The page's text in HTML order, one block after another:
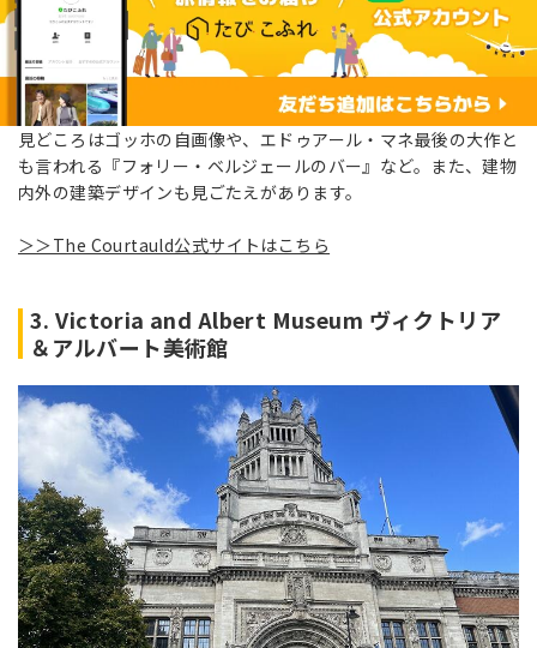
見どころはゴッホの自画像や、エドゥアール・マネ最後の大作と
も言われる『フォリー・ベルジェールのバー』など。また、建物
内外の建築デザインも見ごたえがあります。
＞＞The Courtauld公式サイトはこちら
3. Victoria and Albert Museum ヴィクトリア
＆アルバート美術館